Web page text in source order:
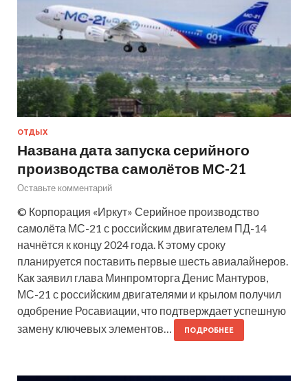
ОТДЫХ
Названа дата запуска серийного
производства самолётов МС-21
Оставьте комментарий
© Корпорация «Иркут» Серийное производство
самолёта МС-21 с российским двигателем ПД-14
начнётся к концу 2024 года. К этому сроку
планируется поставить первые шесть авиалайнеров.
Как заявил глава Минпромторга Денис Мантуров,
МС-21 с российским двигателями и крылом получил
одобрение Росавиации, что подтверждает успешную
замену ключевых элементов…
ПОДРОБНЕЕ